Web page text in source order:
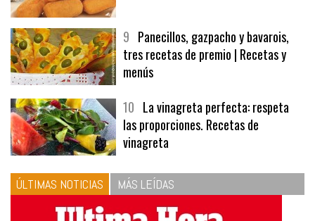
9Panecillos, gazpacho y bavarois,
tres recetas de premio | Recetas y
menús
10La vinagreta perfecta: respeta
las proporciones. Recetas de
vinagreta
ÚLTIMAS NOTICIAS MÁS LEÍDAS